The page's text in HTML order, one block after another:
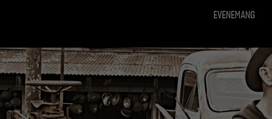
EVENEMANG